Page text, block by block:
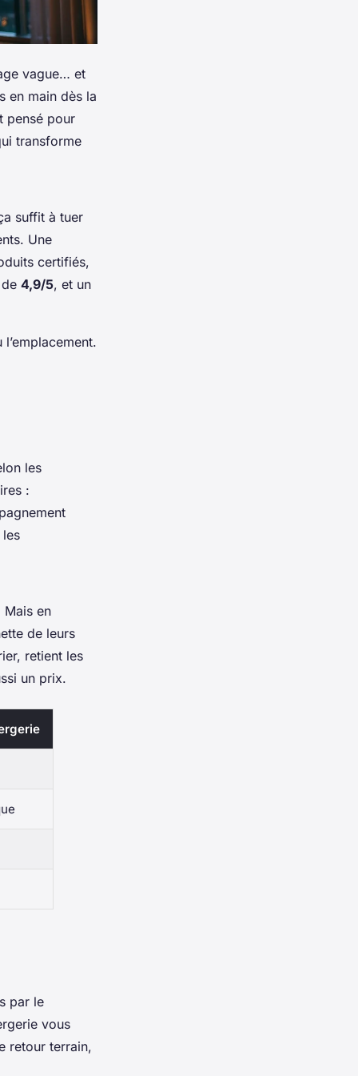
vague… et
en main dès la
pensé pour
transforme
suffit à tuer
Une
certifiés,
4,9/5, et un
les
:
Mais en
de leurs
retient les
un prix.
par le
vous
retour terrain,